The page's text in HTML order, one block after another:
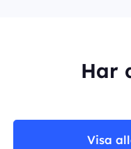
Har
Visa